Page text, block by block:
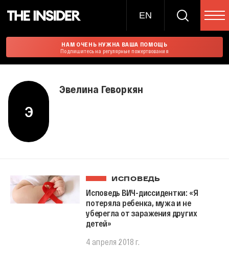
EN
НАМ ОЧЕНЬ НУЖНА ВАША ПОМОЩЬ
Подпишитесь на регулярные пожертвования
Э
Эвелина Геворкян
ИСПОВЕДЬ
Исповедь ВИЧ-диссидентки: «Я
потеряла ребенка, мужа и не
уберегла от заражения других
детей»
4 апреля 2018 г.